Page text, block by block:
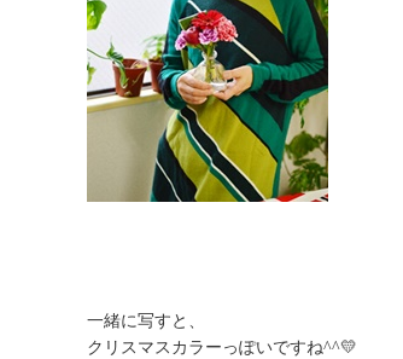
一緒に写すと、
クリスマスカラーっぽいですね^^💛